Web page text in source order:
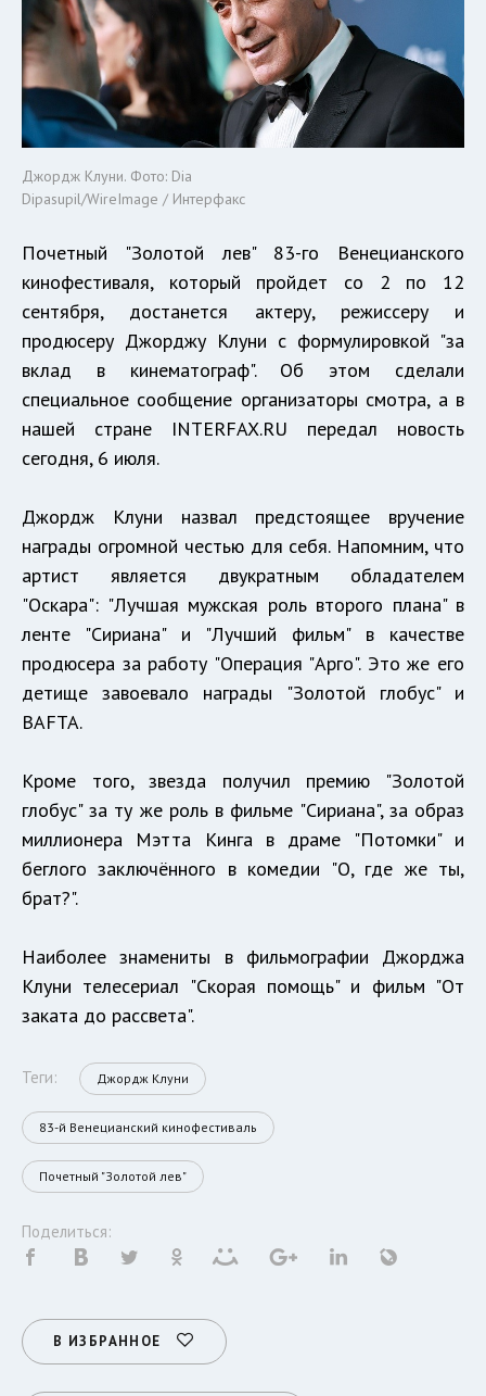
Джордж Клуни. Фото: Dia
Dipasupil/WireImage / Интерфакс
Почетный "Золотой лев" 83-го Венецианского
кинофестиваля, который пройдет со 2 по 12
сентября, достанется актеру, режиссеру и
продюсеру Джорджу Клуни с формулировкой "за
вклад в кинематограф". Об этом сделали
специальное сообщение организаторы смотра, а в
нашей стране INTERFAX.RU передал новость
сегодня, 6 июля.
Джордж Клуни назвал предстоящее вручение
награды огромной честью для себя. Напомним, что
артист является двукратным обладателем
"Оскара": "Лучшая мужская роль второго плана" в
ленте "Сириана" и "Лучший фильм" в качестве
продюсера за работу "Операция "Арго". Это же его
детище завоевало награды "Золотой глобус" и
BAFTA.
Кроме того, звезда получил премию "Золотой
глобус" за ту же роль в фильме "Сириана", за образ
миллионера Мэтта Кинга в драме "Потомки" и
беглого заключённого в комедии "О, где же ты,
брат?".
Наиболее знамениты в фильмографии Джорджа
Клуни телесериал "Скорая помощь" и фильм "От
заката до рассвета".
Теги: Джордж Клуни
83-й Венецианский кинофестиваль
Почетный "Золотой лев"
Поделиться:
В ИЗБРАННОЕ